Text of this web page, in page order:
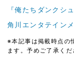
『俺たちダンクシ
角川エンタテイン
※本記事は掲載時点の
ます。予めご了承くだ